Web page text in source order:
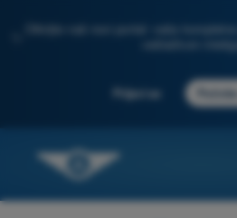
Otkrijte naš novi portal: vaša
Prijavi se